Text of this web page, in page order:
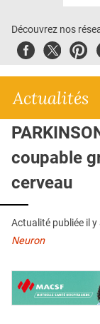
E-REVUE SAD
THÉMA
CRÉDITS
Découvrez nos
FacebookTwitter
Actualités
coupable
cerveau
Actualité publiée il y
Neuron